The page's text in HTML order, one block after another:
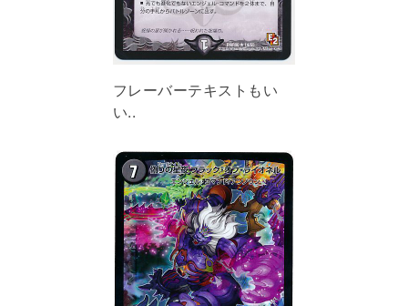
フレーバーテキストもい
い..